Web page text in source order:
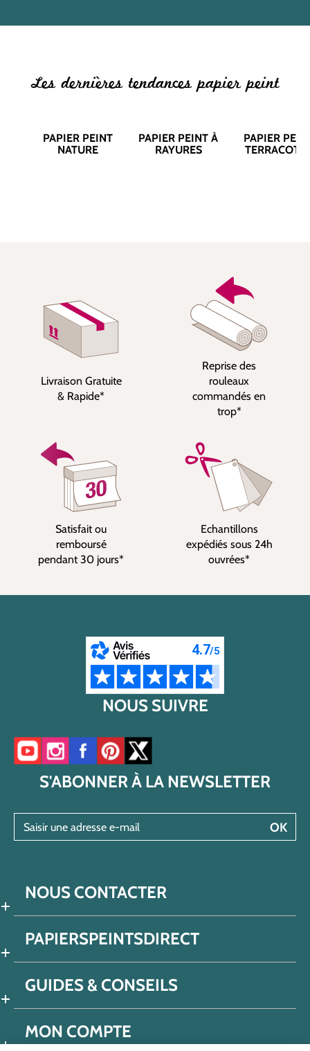
Les dernières tendances papier peint
PAPIER PEINT
NATURE
PAPIER PEINT À
RAYURES
PAPIER
Livraison Gratuite
& Rapide*
Reprise des
rouleaux
commandés en
trop*
Satisfait ou
remboursé
pendant 30 jours*
Echantillons
expédiés sous 24h
ouvrées*
NOUS SUIVRE
Accéder à notre chaîne YouTube
Accéder à notre compte Instagram
Accéder à notre page Facebook
Accéder à notre compte Pinterest
Accéder à notre compte Twitter/X
S'ABONNER À LA NEWSLETTER
OK
NOUS CONTACTER
PAPIERSPEINTSDIRECT
GUIDES & CONSEILS
MON COMPTE